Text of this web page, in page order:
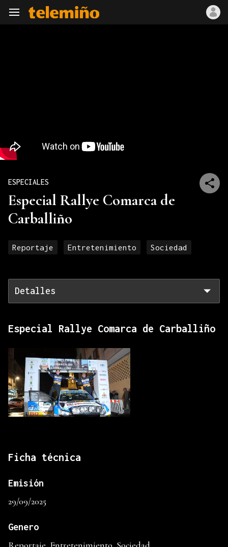
Navegación
ESPECIALES
Especial Rallye Comarca de
Carballiño
Reportaje Entretenimiento Sociedad
Detalles
Especial Rallye Comarca de Carballiño
Ficha técnica
Emisión
29/09/2025
Genero